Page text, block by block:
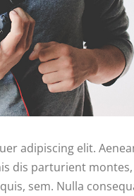
adipiscing elit.
dis parturient
sem. Nulla